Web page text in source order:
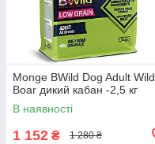
Monge BWild Dog Adult Wild
Boar дикий кабан -2,5 кг
В наявності
1 152 ₴ 1 280 ₴